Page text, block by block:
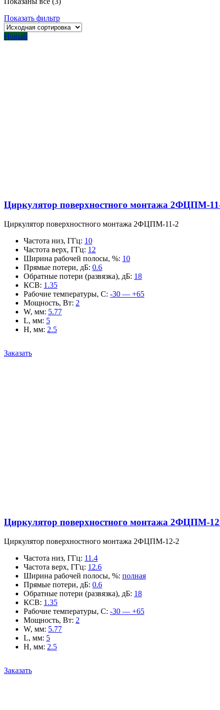
Показать фильтр
Новый
Циркулятор поверхностного монтажа 2ФЦПМ-
Циркулятор поверхностного монтажа 2ФЦПМ-11-2
Частота низ, ГГц: 10
Частота верх, ГГц: 12
Ширина рабочей полосы, %: 10
Прямые потери, дБ: 0.6
Обратные потери (развязка), дБ: 18
КСВ: 1.35
Рабочие температуры, С: -30 — +65
Мощность, Вт: 2
W, мм: 5.77
L, мм: 5
H, мм: 2.5
Заказать
Циркулятор поверхностного монтажа 2ФЦПМ-
Циркулятор поверхностного монтажа 2ФЦПМ-12-2
Частота низ, ГГц: 11.4
Частота верх, ГГц: 12.6
Ширина рабочей полосы, %: полная
Прямые потери, дБ: 0.6
Обратные потери (развязка), дБ: 18
КСВ: 1.35
Рабочие температуры, С: -30 — +65
Мощность, Вт: 2
W, мм: 5.77
L, мм: 5
H, мм: 2.5
Заказать